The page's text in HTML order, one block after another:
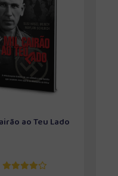
ao Teu Lado